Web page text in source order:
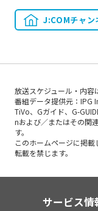
J:COMチャン
放送スケジュール・内容
番組データ提供元：IPG
TiVo、Gガイド、G-
nおよび／またはその関
す。
このホームページに掲
転載を禁じます。
サービス情